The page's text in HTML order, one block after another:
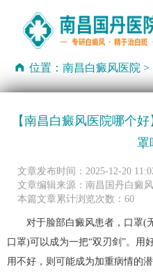
位置：南昌白癜风医院 >
【南昌白癜风医院哪个
罩
文章发布时间：2025-12-20
文章编辑来源：南昌国丹白癜
本篇文章累计浏览次数：60
对于脸部白癜风患者，口罩(
口罩)可以成为一把“双刃剑”。用
用不好，则可能成为加重病情的